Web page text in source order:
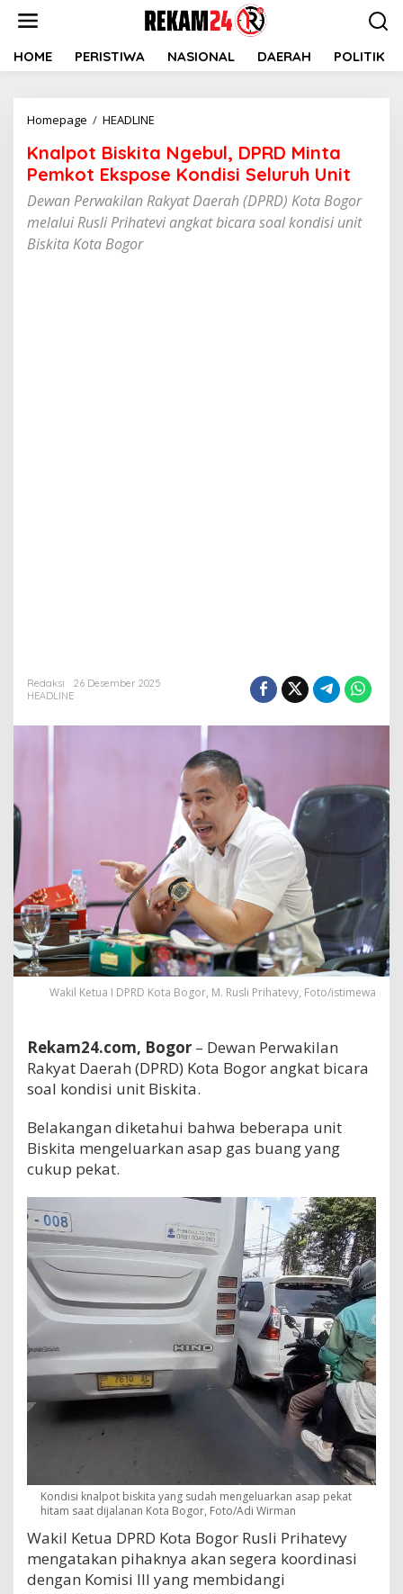
HOME PERISTIWA NASIONAL DAERAH POLITIK
Homepage / HEADLINE
Ngebul,
DPRD
Pemkot
Ekspose
Knalpot Biskita Ngebul, DPRD Minta
Pemkot Ekspose Kondisi Seluruh Unit
Dewan Perwakilan Rakyat Daerah (DPRD) Kota Bogor
melalui Rusli Prihatevi angkat bicara soal kondisi unit
Biskita Kota Bogor
Redaksi
26 Desember 2025
HEADLINE
Wakil Ketua I DPRD Kota Bogor, M. Rusli Prihatevy, Foto/istimewa
Rekam24.com, Bogor – Dewan Perwakilan
Rakyat Daerah (DPRD) Kota Bogor angkat bicara
soal kondisi unit Biskita.
Belakangan diketahui bahwa beberapa unit
Biskita mengeluarkan asap gas buang yang
cukup pekat.
Kondisi knalpot biskita yang sudah mengeluarkan asap pekat
hitam saat dijalanan Kota Bogor, Foto/Adi Wirman
Wakil Ketua DPRD Kota Bogor Rusli Prihatevy
mengatakan pihaknya akan segera koordinasi
dengan Komisi III yang membidangi